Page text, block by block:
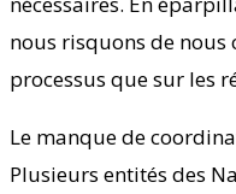
nous risquons de nous
processus que sur les
Le manque de
Plusieurs entités des